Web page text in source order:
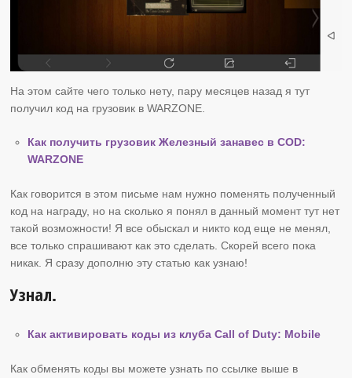
На этом сайте чего только нету, пару месяцев назад я тут
получил код на грузовик в WARZONE.
Как получить грузовик Железный занавес в COD:
WARZONE
Как говорится в этом письме нам нужно поменять полученный
код на награду, но на сколько я понял в данный момент тут нет
такой возможности! Я все обыскал и никто код еще не менял,
все только спрашивают как это сделать. Скорей всего пока
никак. Я сразу дополню эту статью как узнаю!
Узнал.
Как активировать коды из клуба Call of Duty: Mobile
Как обменять коды вы можете узнать по ссылке выше в